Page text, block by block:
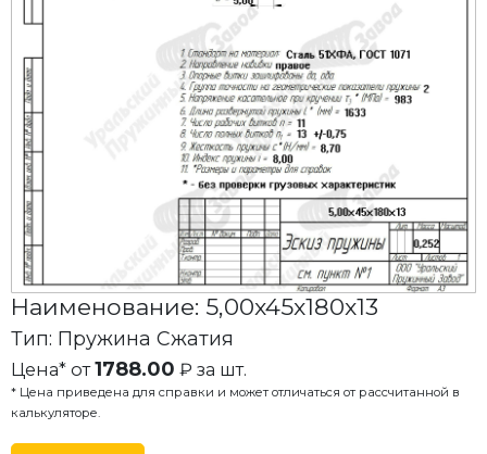
Наименование: 5,00x45x180x13
Тип: Пружина Сжатия
Цена* от1788.00 ₽ за шт.
* Цена приведена для справки и может отличаться от рассчитанной в
калькуляторе.